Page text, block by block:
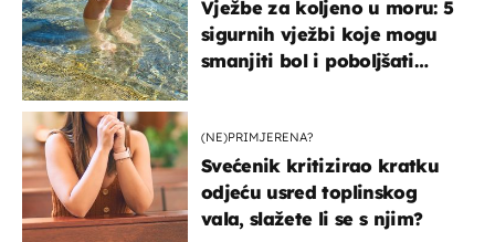
Vježbe za koljeno u moru: 5
sigurnih vježbi koje mogu
smanjiti bol i poboljšati
(NE)PRIMJERENA?
Svećenik kritizirao kratku
odjeću usred toplinskog
vala, slažete li se s njim?